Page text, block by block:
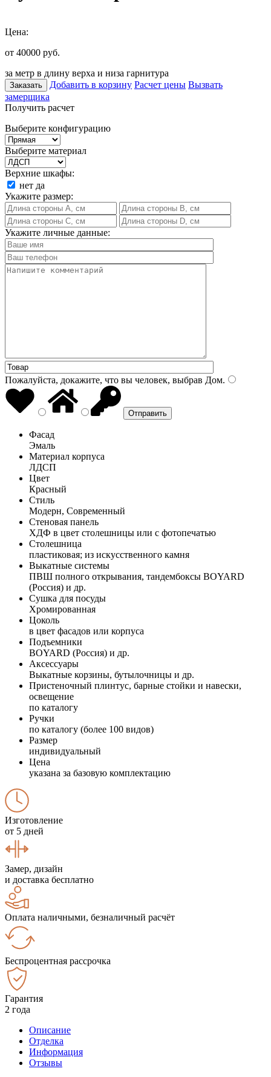
Цена:
от 40000 руб.
за метр в длину верха и низа гарнитура
Заказать Добавить в корзину Расчет цены Вызвать
замерщика
Получить расчет
Выберите конфигурацию
Выберите материал
Верхние шкафы:
нет да
Укажите размер:
Укажите личные данные:
Пожалуйста, докажите, что вы человек, выбрав Дом.
Фасад
Эмаль
Материал корпуса
ЛДСП
Цвет
Красный
Стиль
Модерн, Современный
Стеновая панель
ХДФ в цвет столешницы или с фотопечатью
Столешница
пластиковая; из искусственного камня
Выкатные системы
ПВШ полного открывания, тандембоксы BOYARD
(Россия) и др.
Сушка для посуды
Хромированная
Цоколь
в цвет фасадов или корпуса
Подъемники
BOYARD (Россия) и др.
Аксессуары
Выкатные корзины, бутылочницы и др.
Пристеночный плинтус, барные стойки и навески,
освещение
по каталогу
Ручки
по каталогу (более 100 видов)
Размер
индивидуальный
Цена
указана за базовую комплектацию
Изготовление
от 5 дней
Замер, дизайн
и доставка бесплатно
Оплата наличными, безналичный расчёт
Беспроцентная рассрочка
Гарантия
2 года
Описание
Отделка
Информация
Отзывы